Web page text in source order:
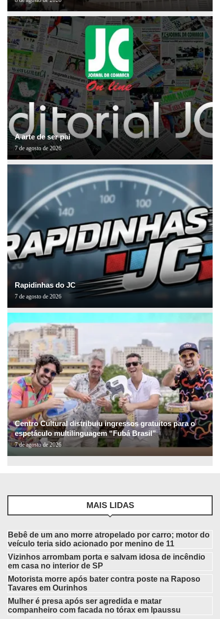
A arte de ser pai
7 de agosto de 2026
Rapidinhas do JC
7 de agosto de 2026
Centro Cultural distribuiu ingressos gratuitos para o
espetáculo multilinguagem “Fubá Brasil”
7 de agosto de 2026
MAIS LIDAS
Bebê de um ano morre atropelado por carro; motor do
veículo teria sido acionado por menino de 11
Vizinhos arrombam porta e salvam idosa de incêndio
em casa no interior de SP
Motorista morre após bater contra poste na Raposo
Tavares em Ourinhos
Mulher é presa após ser agredida e matar
companheiro com facada no tórax em Ipaussu